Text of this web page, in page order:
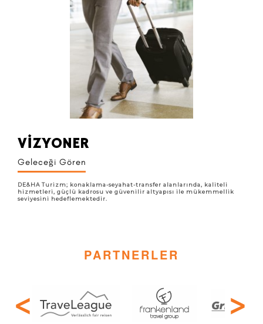
VİZYONER
Geleceği Gören
DE&HA Turizm; konaklama-seyahat-transfer alanlarında, kaliteli
hizmetleri, güçlü kadrosu ve güvenilir altyapısı ile mükemmellik
seviyesini hedeflemektedir.
PARTNERLER
< >